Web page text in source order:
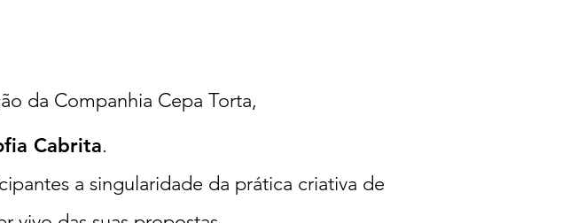
da Companhia Cepa Torta,
Cabrita.
a singularidade da prática criativa de